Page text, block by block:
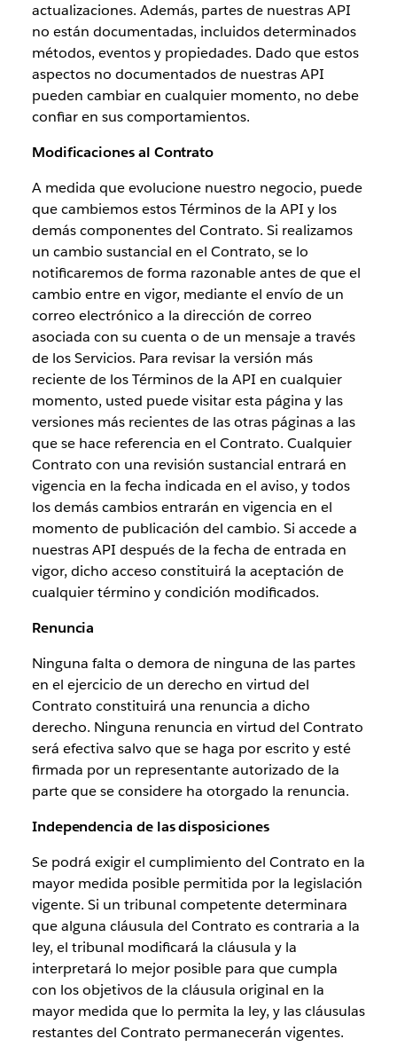
actualizaciones. Además, partes de nuestras API
no están documentadas, incluidos determinados
métodos, eventos y propiedades. Dado que estos
aspectos no documentados de nuestras API
pueden cambiar en cualquier momento, no debe
confiar en sus comportamientos.
Modificaciones al Contrato
A medida que evolucione nuestro negocio, puede
que cambiemos estos Términos de la API y los
demás componentes del Contrato. Si realizamos
un cambio sustancial en el Contrato, se lo
notificaremos de forma razonable antes de que el
cambio entre en vigor, mediante el envío de un
correo electrónico a la dirección de correo
asociada con su cuenta o de un mensaje a través
de los Servicios. Para revisar la versión más
reciente de los Términos de la API en cualquier
momento, usted puede visitar esta página y las
versiones más recientes de las otras páginas a las
que se hace referencia en el Contrato. Cualquier
Contrato con una revisión sustancial entrará en
vigencia en la fecha indicada en el aviso, y todos
los demás cambios entrarán en vigencia en el
momento de publicación del cambio. Si accede a
nuestras API después de la fecha de entrada en
vigor, dicho acceso constituirá la aceptación de
cualquier término y condición modificados.
Renuncia
Ninguna falta o demora de ninguna de las partes
en el ejercicio de un derecho en virtud del
Contrato constituirá una renuncia a dicho
derecho. Ninguna renuncia en virtud del Contrato
será efectiva salvo que se haga por escrito y esté
firmada por un representante autorizado de la
parte que se considere ha otorgado la renuncia.
Independencia de las disposiciones
Se podrá exigir el cumplimiento del Contrato en la
mayor medida posible permitida por la legislación
vigente. Si un tribunal competente determinara
que alguna cláusula del Contrato es contraria a la
ley, el tribunal modificará la cláusula y la
interpretará lo mejor posible para que cumpla
con los objetivos de la cláusula original en la
mayor medida que lo permita la ley, y las cláusulas
restantes del Contrato permanecerán vigentes.